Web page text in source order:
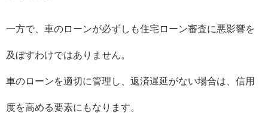
一方で、車のローンが必ずしも住宅ローン審査に悪影響を
及ぼすわけではありません。
車のローンを適切に管理し、返済遅延がない場合は、信用
度を高める要素にもなります。